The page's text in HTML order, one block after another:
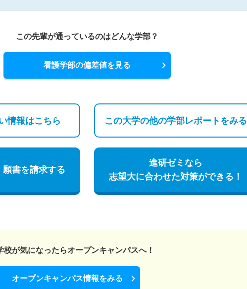
この先輩が通っているのはどんな学部？
看護学部の偏差値を見る
情報はこちら この大学の他の学部レポートをみる
願書を請求する
進研ゼミなら
志望大に合わせた対策ができる！
校が気になったらオープンキャンパスへ！
オープンキャンパス情報をみる